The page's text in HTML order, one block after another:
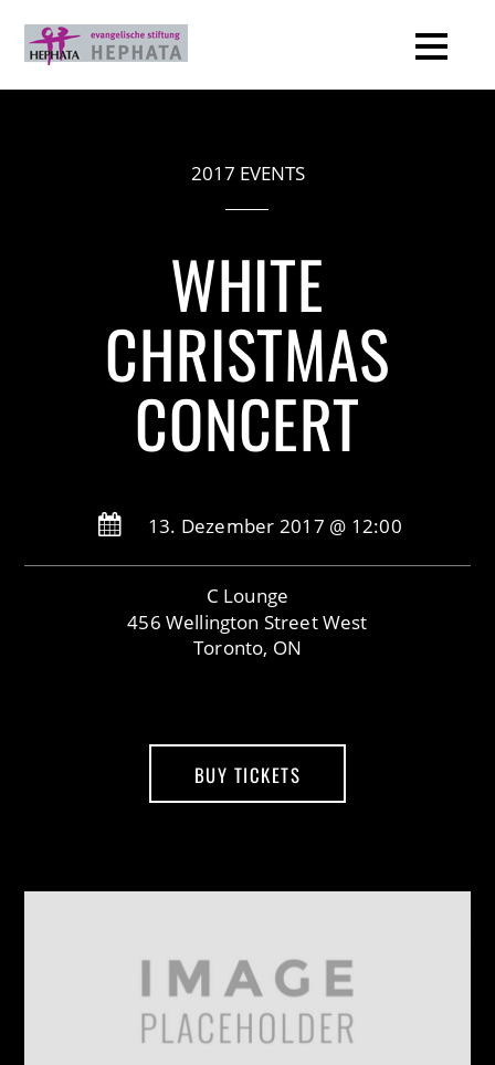
2017 EVENTS
WHITE
CHRISTMAS
CONCERT
13. Dezember 2017 @ 12:00
C Lounge
456 Wellington Street West
Toronto, ON
BUY TICKETS